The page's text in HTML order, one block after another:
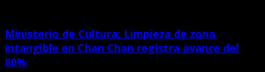
Ministerio de Cultura: Limpieza de zona
intangible en Chan Chan registra avance del
80%